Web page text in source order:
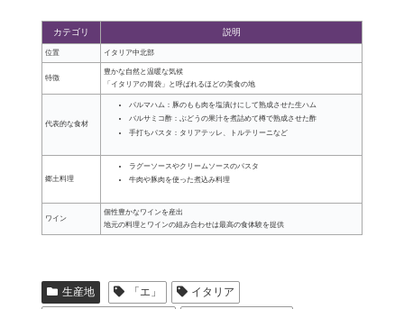
カテゴリ 説明
位置 イタリア中北部
特徴
豊かな自然と温暖な気候
「イタリアの胃袋」と呼ばれるほどの美食の地
代表的な食材
パルマハム：豚のもも肉を塩漬けにして熟成させた生ハム
バルサミコ酢：ぶどうの果汁を煮詰めて樽で熟成させた酢
手打ちパスタ：タリアテッレ、トルテリーニなど
郷土料理
ラグーソースやクリームソースのパスタ
牛肉や豚肉を使った煮込み料理
ワイン
個性豊かなワインを産出
地元の料理とワインの組み合わせは最高の食体験を提供
生産地 「エ」
イタリア